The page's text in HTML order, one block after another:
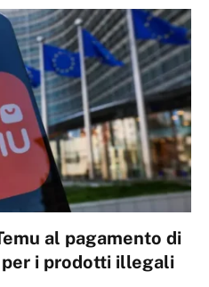
al pagamento di
i prodotti illegali